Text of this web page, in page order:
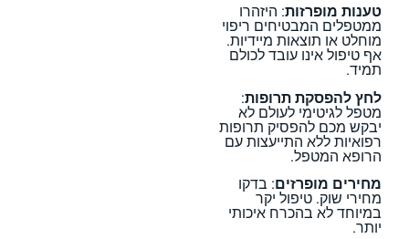
טענות מופרזות: היזהרו
ממטפלים המבטיחים ריפוי
מוחלט או תוצאות מיידיות.
אף טיפול אינו עובד לכולם
תמיד.
לחץ להפסקת תרופות:
מטפל לגיטימי לעולם לא
יבקש מכם להפסיק תרופות
רפואיות ללא התייעצות עם
הרופא המטפל.
מחירים מופרזים: בדקו
מחירי שוק. טיפול יקר
במיוחד לא בהכרח איכותי
יותר.